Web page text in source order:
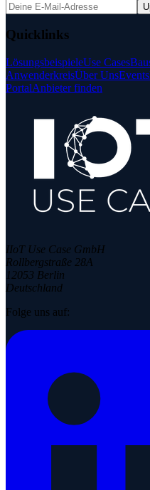
Quicklinks
LösungsbeispieleUse Cases
AnwenderkreisÜber UnsEvents
PortalAnbieter finden
IIoT Use Case GmbH
Rollbergstraße 28A
12053 Berlin
Deutschland
Folge uns auf: